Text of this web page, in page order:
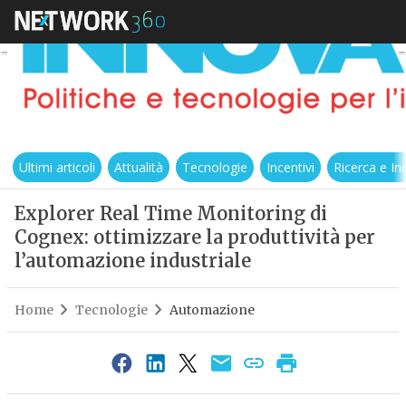
Ultimi articoli Attualità Tecnologie Incentivi Ricerca e
Explorer Real Time Monitoring di
Cognex: ottimizzare la produttività per
l’automazione industriale
Home Tecnologie Automazione